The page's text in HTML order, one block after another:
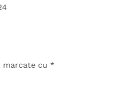
marcate cu *